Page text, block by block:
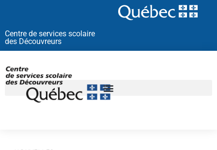
Centre de services scolaire
des Découvreurs